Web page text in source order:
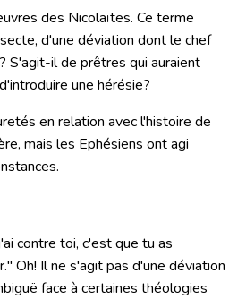
des Nicolaïtes. Ce terme
d'une déviation dont le chef
S'agit-il de prêtres qui auraient
une hérésie?
en relation avec l'histoire de
mais les Ephésiens ont agi
contre toi, c'est que tu as
Oh! Il ne s'agit pas d'une déviation
face à certaines théologies